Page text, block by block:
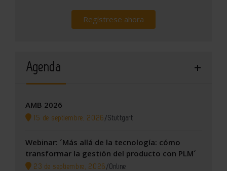
Regístrese ahora
Agenda
AMB 2026
15 de septiembre, 2026 /Stuttgart
Webinar: ´Más allá de la tecnología: cómo
transformar la gestión del producto con PLM´
23 de septiembre, 2026 /Online